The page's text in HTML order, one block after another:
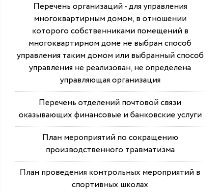
Перечень организаций - для управления
многоквартирным домом, в отношении
которого собственниками помещений в
многоквартирном доме не выбран способ
управления таким домом или выбранный способ
управления не реализован, не определена
управляющая организация
Перечень отделений почтовой связи
оказывающих финансовые и банковские услуги
План мероприятий по сокращению
производственного травматизма
План проведения контрольных мероприятий в
спортивных школах